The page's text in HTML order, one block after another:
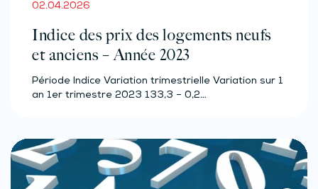
02.04.2026
Indice des prix des logements neufs
et anciens – Année 2023
Période Indice Variation trimestrielle Variation sur 1
an 1er trimestre 2023 133,3 – 0,2…